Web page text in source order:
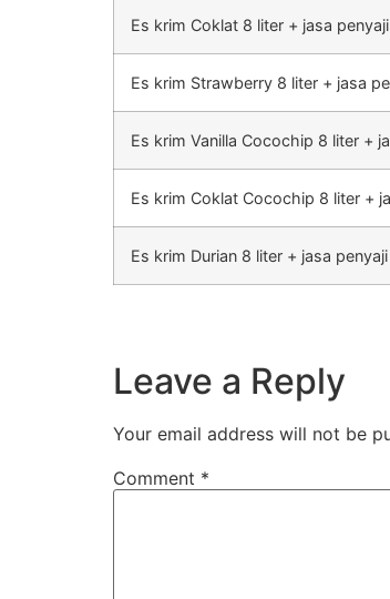
Es krim Coklat 8 liter + jasa penyaji
Es krim Strawberry 8 liter + jasa
Es krim Vanilla Cocochip 8 liter +
Es krim Coklat Cocochip 8 liter +
Es krim Durian 8 liter + jasa penyaji
Leave a Reply
Your email address will not be
Comment *